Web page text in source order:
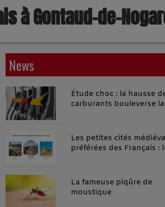
à Gontaud-de-
News
Étude choc : la hausse
carburants bouleverse
Les petites cités
préférées des Français :
La fameuse piqûre de
moustique